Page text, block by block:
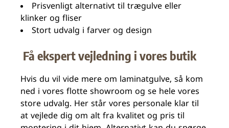
Prisvenligt alternativt til trægulve eller
klinker og fliser
Stort udvalg i farver og design
Få ekspert vejledning i vores butik
Hvis du vil vide mere om laminatgulve, så kom
ned i vores flotte showroom og se hele vores
store udvalg. Her står vores personale klar til
at vejlede dig om alt fra kvalitet og pris til